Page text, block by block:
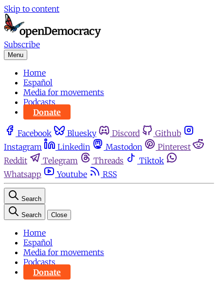
Skip to content
Subscribe
Menu
Home
Español
Media for movements
Podcasts
Donate
Facebook Bluesky Discord
Github
Instagram
Linkedin Mastodon
Pinterest
Reddit
Telegram Threads
Tiktok
Whatsapp
Youtube RSS
Search
Search Close
Home
Español
Media for movements
Podcasts
Donate